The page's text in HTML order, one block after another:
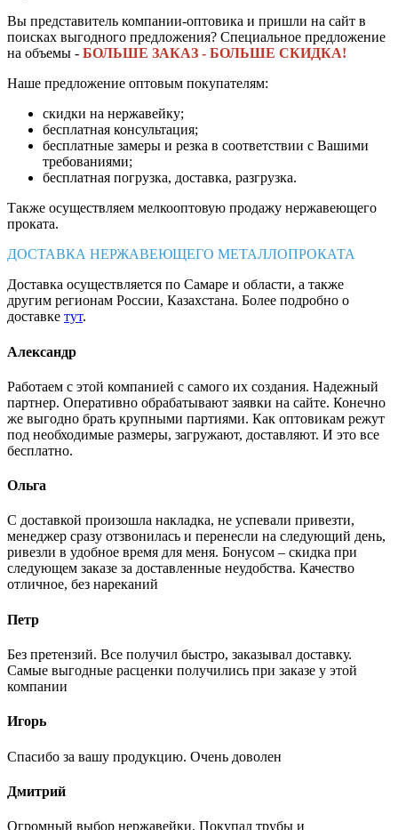
Вы представитель компании-оптовика и пришли на сайт в
поисках выгодного предложения? Специальное предложение
на объемы - БОЛЬШЕ ЗАКАЗ - БОЛЬШЕ СКИДКА!
Наше предложение оптовым покупателям:
скидки на нержавейку;
бесплатная консультация;
бесплатные замеры и резка в соответствии с Вашими
требованиями;
бесплатная погрузка, доставка, разгрузка.
Также осуществляем мелкооптовую продажу нержавеющего
проката.
ДОСТАВКА НЕРЖАВЕЮЩЕГО МЕТАЛЛОПРОКАТА
Доставка осуществляется по Самаре и области, а также
другим регионам России, Казахстана. Более подробно о
доставке тут.
Александр
Работаем с этой компанией с самого их создания. Надежный
партнер. Оперативно обрабатывают заявки на сайте. Конечно
же выгодно брать крупными партиями. Как оптовикам режут
под необходимые размеры, загружают, доставляют. И это все
бесплатно.
Ольга
С доставкой произошла накладка, не успевали привезти,
менеджер сразу отзвонилась и перенесли на следующий день,
ривезли в удобное время для меня. Бонусом – скидка при
следующем заказе за доставленные неудобства. Качество
отличное, без нареканий
Петр
Без претензий. Все получил быстро, заказывал доставку.
Самые выгодные расценки получились при заказе у этой
компании
Игорь
Спасибо за вашу продукцию. Очень доволен
Дмитрий
Огромный выбор нержавейки. Покупал трубы и